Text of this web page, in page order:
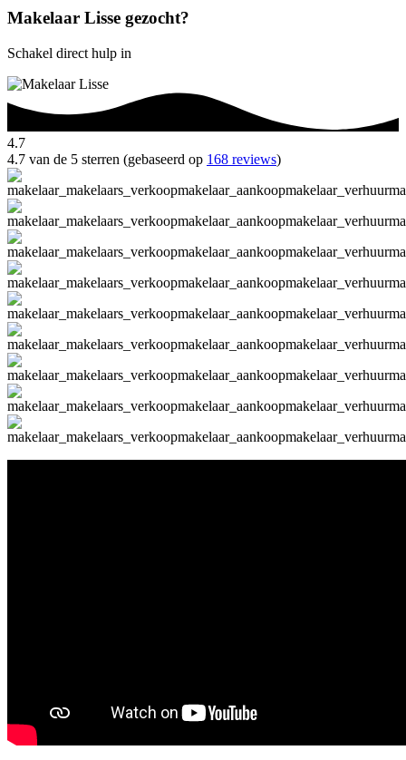
Makelaar Lisse gezocht?
Schakel direct hulp in
4.7
4.7 van de 5 sterren (gebaseerd op 168 reviews)